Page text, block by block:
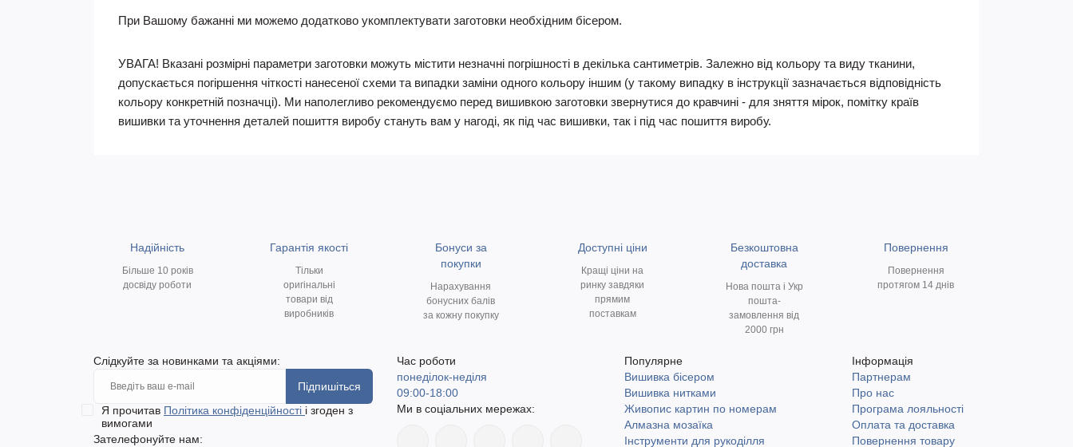
При Вашому бажанні ми можемо додатково укомплектувати заготовки необхідним бісером.
УВАГА! Вказані розмірні параметри заготовки можуть містити незначні погрішності в декілька сантиметрів. Залежно від кольору та виду тканини,
допускається погіршення чіткості нанесеної схеми та випадки заміни одного кольору іншим (у такому випадку в інструкції зазначається відповідність
кольору конкретній позначці). Ми наполегливо рекомендуємо перед вишивкою заготовки звернутися до кравчині - для зняття мірок, помітку країв
вишивки та уточнення деталей пошиття виробу стануть вам у нагоді, як під час вишивки, так і під час пошиття виробу.
Надійність
Більше 10 років
досвіду роботи
Гарантія якості
Тільки
оригінальні
товари від
виробників
Бонуси за
покупки
Нарахування
бонусних балів
за кожну покупку
Доступні ціни
Кращі ціни на
ринку завдяки
прямим
поставкам
Безкоштовна
доставка
Нова пошта і Укр
пошта-
замовлення від
2000 грн
Повернення
Повернення
протягом 14 днів
Слідкуйте за новинками та акціями:
Підпишіться
Я прочитав Політика конфіденційності і згоден з
вимогами
Зателефонуйте нам:
Час роботи
понеділок-неділя
09:00-18:00
Ми в соціальних мережах:
Популярне
Вишивка бісером
Вишивка нитками
Живопис картин по номерам
Алмазна мозаїка
Інструменти для рукоділля
Інформація
Партнерам
Про нас
Програма лояльності
Оплата та доставка
Повернення товару